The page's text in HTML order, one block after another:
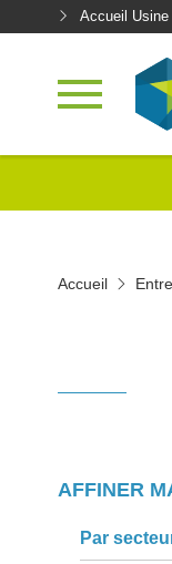
Accueil Usine
Accueil
AFFINER
Par